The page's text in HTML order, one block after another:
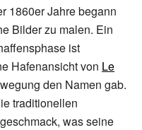
1860er Jahre begann
Bilder zu malen. Ein
ist
Hafenansicht von Le
den Namen gab.
traditionellen
was seine